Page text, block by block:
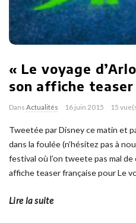
« Le voyage
son affiche teaser
Dans Actualités 16 juin 2015 15
Tweetée par Disney ce matin et
dans la foulée (n’hésitez pas à
festival où l’on tweete pas mal
affiche teaser française pour Le
Lire la suite